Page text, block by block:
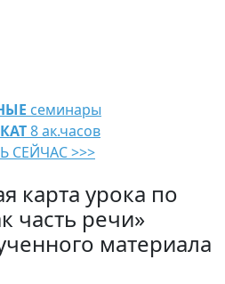
семинары
8 ак.часов
СЕЙЧАС >>>
карта урока по
часть речи»
материала